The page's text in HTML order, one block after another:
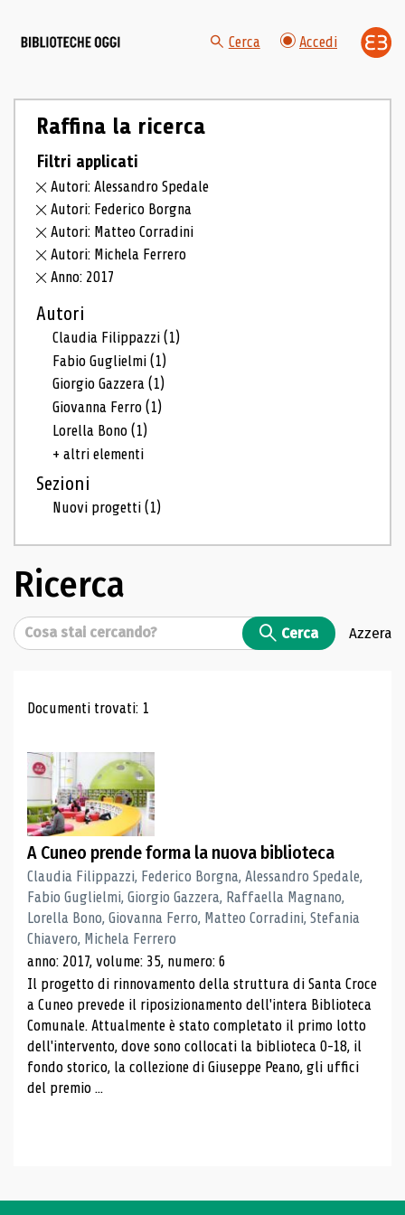
Cerca Accedi
Raffina la ricerca
Filtri applicati
Autori: Alessandro Spedale
Autori: Federico Borgna
Autori: Matteo Corradini
Autori: Michela Ferrero
Anno: 2017
Autori
Claudia Filippazzi(1)
Fabio Guglielmi(1)
Giorgio Gazzera(1)
Giovanna Ferro(1)
Lorella Bono(1)
+ altri elementi
Sezioni
Nuovi progetti(1)
Ricerca
Cerca Cerca Azzera
Risultati di ricerca
Documenti trovati: 1
A Cuneo prende forma la nuova biblioteca
Claudia Filippazzi, Federico Borgna, Alessandro Spedale,
Fabio Guglielmi, Giorgio Gazzera, Raffaella Magnano,
Lorella Bono, Giovanna Ferro, Matteo Corradini, Stefania
Chiavero, Michela Ferrero
anno: 2017, volume: 35, numero: 6
Il progetto di rinnovamento della struttura di Santa Croce
a Cuneo prevede il riposizionamento dell'intera Biblioteca
Comunale. Attualmente è stato completato il primo lotto
dell'intervento, dove sono collocati la biblioteca 0-18, il
fondo storico, la collezione di Giuseppe Peano, gli uffici
del premio ...